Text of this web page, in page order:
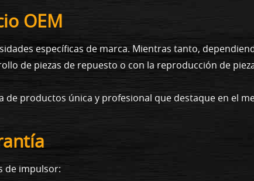
OEM
específicas de marca. Mientras tanto,
de piezas de repuesto o con la reproducción de
de productos única y profesional que destaque en el
de impulsor: